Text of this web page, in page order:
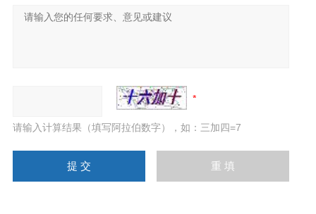
请输入计算结果（填写阿拉伯数字），如：三加四=7